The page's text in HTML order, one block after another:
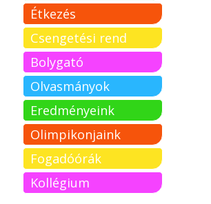
Étkezés
Csengetési rend
Bolygató
Olvasmányok
Eredményeink
Olimpikonjaink
Fogadóórák
Kollégium